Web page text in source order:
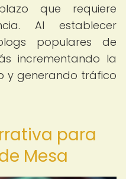
que requiere
Al establecer
populares de
incrementando la
y generando tráfico
para
Mesa